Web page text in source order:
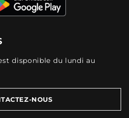
disponible du lundi au
NOUS